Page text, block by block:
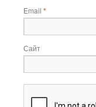
Email *
Сайт